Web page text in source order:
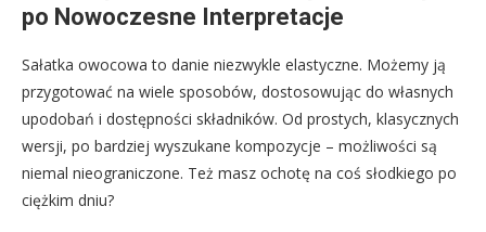
po Nowoczesne Interpretacje
Sałatka owocowa to danie niezwykle elastyczne. Możemy ją
przygotować na wiele sposobów, dostosowując do własnych
upodobań i dostępności składników. Od prostych, klasycznych
wersji, po bardziej wyszukane kompozycje – możliwości są
niemal nieograniczone. Też masz ochotę na coś słodkiego po
ciężkim dniu?